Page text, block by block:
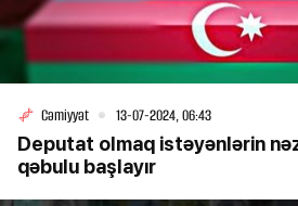
Cəmiyyət 13-07-2024, 06:43
Deputat olmaq istəyənlərin
qəbulu başlayır